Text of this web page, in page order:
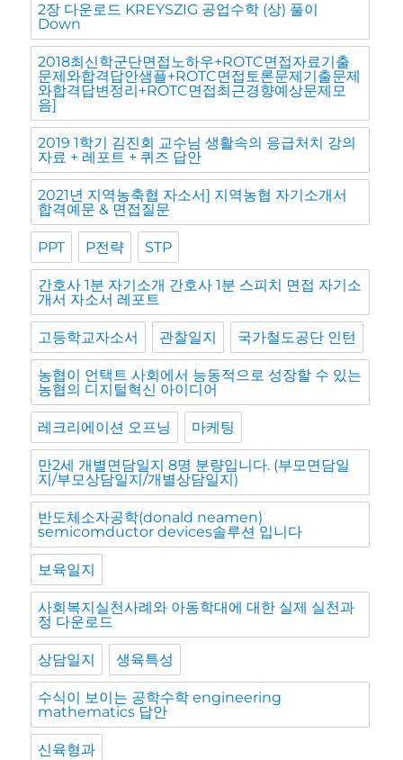
2장 다운로드 KREYSZIG 공업수학 (상) 풀이
Down
2018최신학군단면접노하우+ROTC면접자료기출
문제와합격답안샘플+ROTC면접토론문제기출문제
와합격답변정리+ROTC면접최근경향예상문제모
음]
2019 1학기 김진회 교수님 생활속의 응급처치 강의
자료 + 레포트 + 퀴즈 답안
2021년 지역농축협 자소서] 지역농협 자기소개서
합격예문 & 면접질문
PPT P전략 STP
간호사 1분 자기소개 간호사 1분 스피치 면접 자기소
개서 자소서 레포트
고등학교자소서 관찰일지 국가철도공단 인턴
농협이 언택트 사회에서 능동적으로 성장할 수 있는
농협의 디지털혁신 아이디어
레크리에이션 오프닝 마케팅
만2세 개별면담일지 8명 분량입니다. (부모면담일
지/부모상담일지/개별상담일지)
반도체소자공학(donald neamen)
semicomductor devices솔루션 입니다
보육일지
사회복지실천사례와 아동학대에 대한 실제 실천과
정 다운로드
상담일지 생육특성
수식이 보이는 공학수학 engineering
mathematics 답안
신육형과